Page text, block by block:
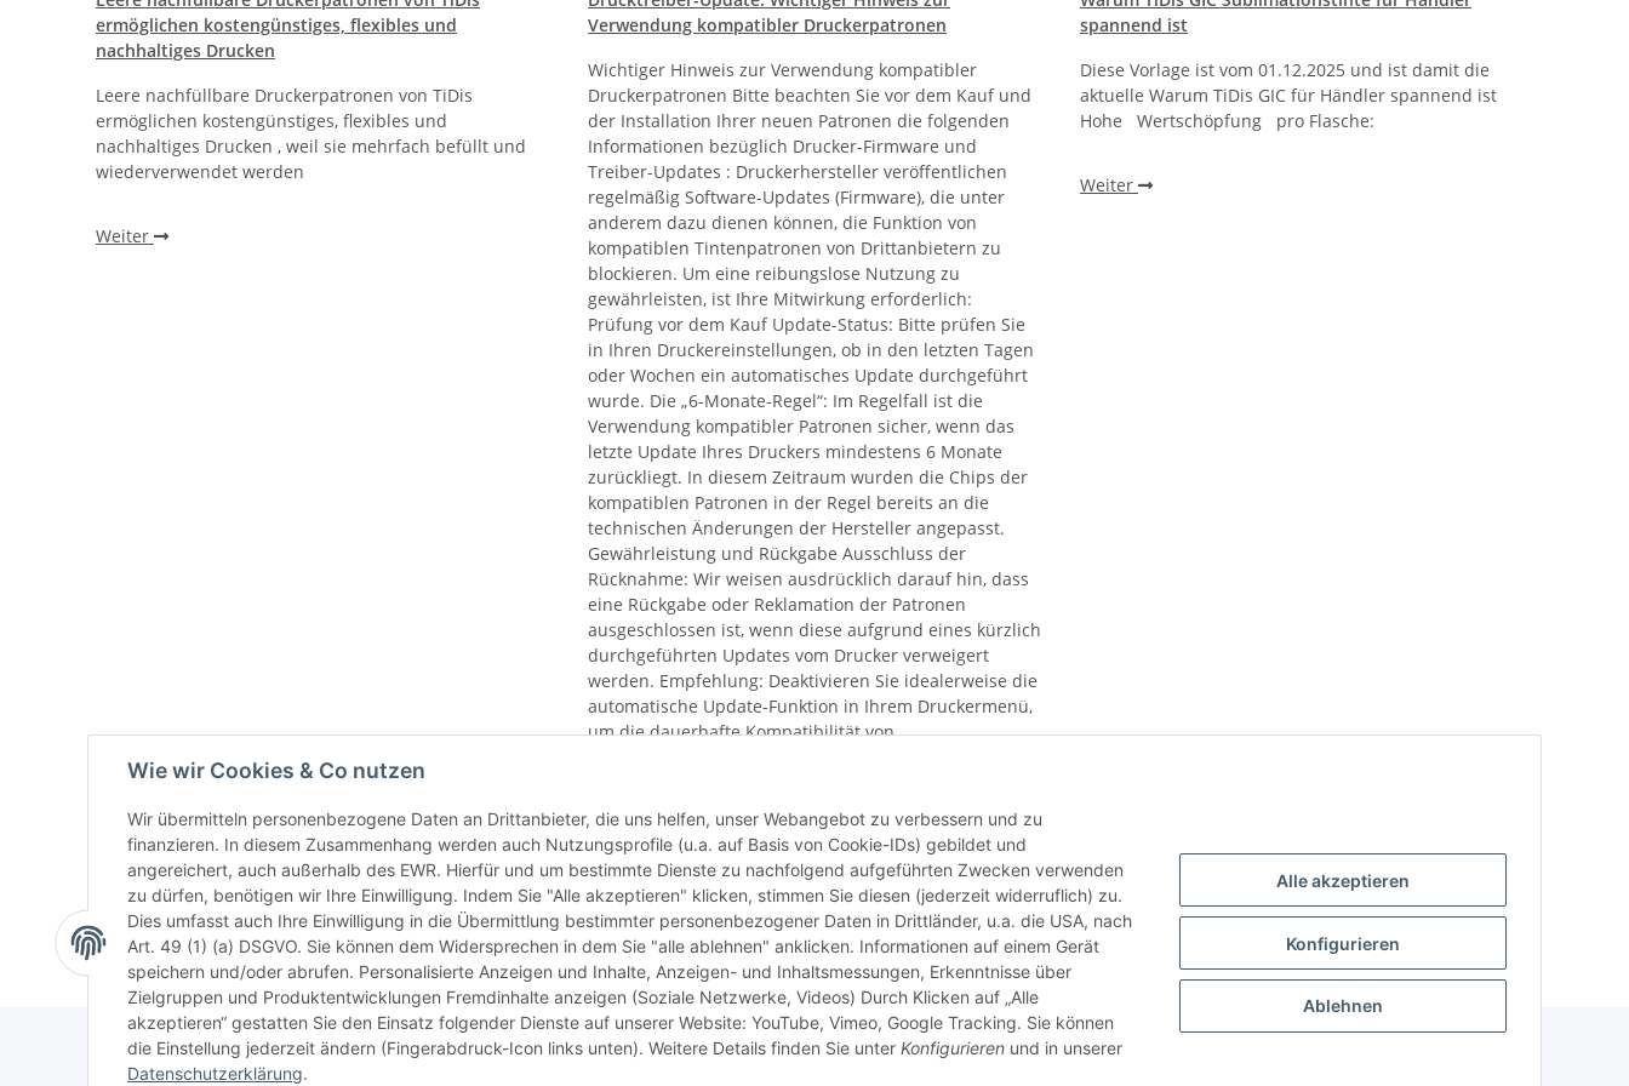
ermöglichen kostengünstiges, flexibles und
nachhaltiges Drucken
Leere nachfüllbare Druckerpatronen von TiDis
ermöglichen kostengünstiges, flexibles und
nachhaltiges Drucken , weil sie mehrfach befüllt und
wiederverwendet werden
Weiter
Verwendung kompatibler Druckerpatronen
Wichtiger Hinweis zur Verwendung kompatibler
Druckerpatronen Bitte beachten Sie vor dem Kauf und
der Installation Ihrer neuen Patronen die folgenden
Informationen bezüglich Drucker-Firmware und
Treiber-Updates : Druckerhersteller veröffentlichen
regelmäßig Software-Updates (Firmware), die unter
anderem dazu dienen können, die Funktion von
kompatiblen Tintenpatronen von Drittanbietern zu
blockieren. Um eine reibungslose Nutzung zu
gewährleisten, ist Ihre Mitwirkung erforderlich:
Prüfung vor dem Kauf Update-Status: Bitte prüfen Sie
in Ihren Druckereinstellungen, ob in den letzten Tagen
oder Wochen ein automatisches Update durchgeführt
wurde. Die „6-Monate-Regel“: Im Regelfall ist die
Verwendung kompatibler Patronen sicher, wenn das
letzte Update Ihres Druckers mindestens 6 Monate
zurückliegt. In diesem Zeitraum wurden die Chips der
kompatiblen Patronen in der Regel bereits an die
technischen Änderungen der Hersteller angepasst.
Gewährleistung und Rückgabe Ausschluss der
Rücknahme: Wir weisen ausdrücklich darauf hin, dass
eine Rückgabe oder Reklamation der Patronen
ausgeschlossen ist, wenn diese aufgrund eines kürzlich
durchgeführten Updates vom Drucker verweigert
werden. Empfehlung: Deaktivieren Sie idealerweise die
automatische Update-Funktion in Ihrem Druckermenü,
um die dauerhafte Kompatibilität von
geprüft haben und das Risiko einer Blockierung durch
aktuelle Hersteller-Software bekannt ist.
Weiter
spannend ist
Diese Vorlage ist vom 01.12.2025 und ist damit die
aktuelle Warum TiDis GIC für Händler spannend ist
Hohe Wertschöpfung pro Flasche:
Weiter
Wie wir Cookies & Co nutzen
Wir übermitteln personenbezogene Daten an Drittanbieter, die uns helfen, unser Webangebot zu verbessern und zu
finanzieren. In diesem Zusammenhang werden auch Nutzungsprofile (u.a. auf Basis von Cookie-IDs) gebildet und
angereichert, auch außerhalb des EWR. Hierfür und um bestimmte Dienste zu nachfolgend aufgeführten Zwecken verwenden
zu dürfen, benötigen wir Ihre Einwilligung. Indem Sie "Alle akzeptieren" klicken, stimmen Sie diesen (jederzeit widerruflich) zu.
Dies umfasst auch Ihre Einwilligung in die Übermittlung bestimmter personenbezogener Daten in Drittländer, u.a. die USA, nach
Art. 49 (1) (a) DSGVO. Sie können dem Widersprechen in dem Sie "alle ablehnen" anklicken. Informationen auf einem Gerät
speichern und/oder abrufen. Personalisierte Anzeigen und Inhalte, Anzeigen- und Inhaltsmessungen, Erkenntnisse über
Zielgruppen und Produktentwicklungen Fremdinhalte anzeigen (Soziale Netzwerke, Videos) Durch Klicken auf „Alle
akzeptieren“ gestatten Sie den Einsatz folgender Dienste auf unserer Website: YouTube, Vimeo, Google Tracking. Sie können
die Einstellung jederzeit ändern (Fingerabdruck-Icon links unten). Weitere Details finden Sie unter Konfigurieren und in unserer
Datenschutzerklärung.
Alle akzeptieren
Konfigurieren
Ablehnen